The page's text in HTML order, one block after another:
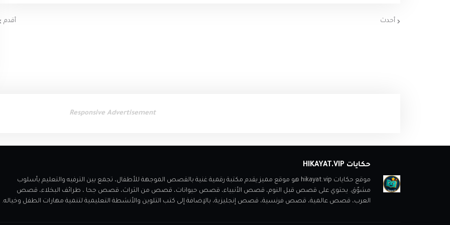
أحدث أقدم
Responsive Advertisement
حكايات HIKAYAT.VIP
موقع حكايات hikayat.vip هو موقع مميز يقدم مكتبة رقمية غنية بالقصص الموجهة للأطفال، تجمع بين الترفيه والتعليم بأسلوب
مشوّق. يحتوي على قصص قبل النوم، قصص الأنبياء، قصص حيوانات، قصص من الثراث، قصص جحا ، طرائف البخلاء، قصص
العرب، قصص عالمية، قصص فرنسية، قصص إنجليزية، بالإضافة إلى كتب التلوين والأنشطة التعليمية لتنمية مهارات الطفل وخياله.